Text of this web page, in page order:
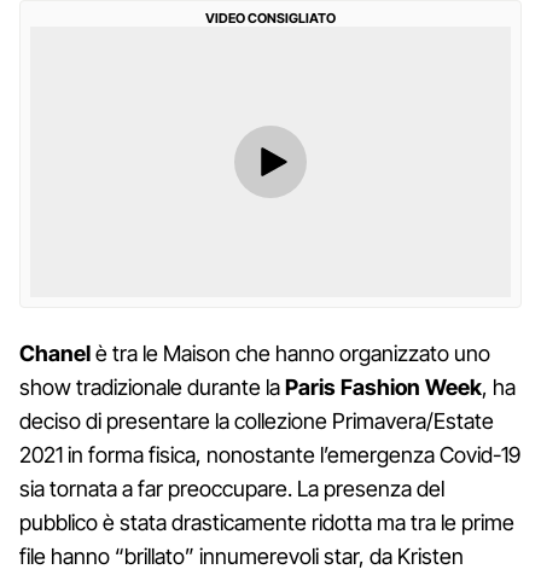
VIDEO CONSIGLIATO
Chanelè tra le Maison che hanno organizzato uno
show tradizionale durante laParis Fashion Week, ha
deciso di presentare la collezione Primavera/Estate
2021 in forma fisica, nonostante l’emergenza Covid-19
sia tornata a far preoccupare. La presenza del
pubblico è stata drasticamente ridotta ma tra le prime
file hanno “brillato” innumerevoli star, da Kristen